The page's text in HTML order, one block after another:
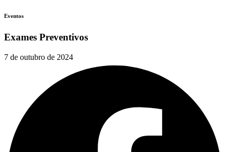
Eventos
Exames Preventivos
7 de outubro de 2024